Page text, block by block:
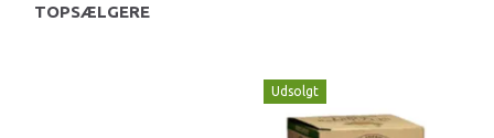
TOPSÆLGERE
Udsolgt